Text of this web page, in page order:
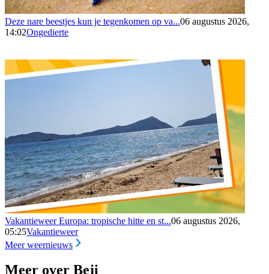
Deze nare beestjes kun je tegenkomen op va...06 augustus 2026,
14:02Ongedierte
Vakantieweer Europa: tropische hitte en st...06 augustus 2026,
05:25Vakantieweer
Meer weernieuws
Meer over Beji